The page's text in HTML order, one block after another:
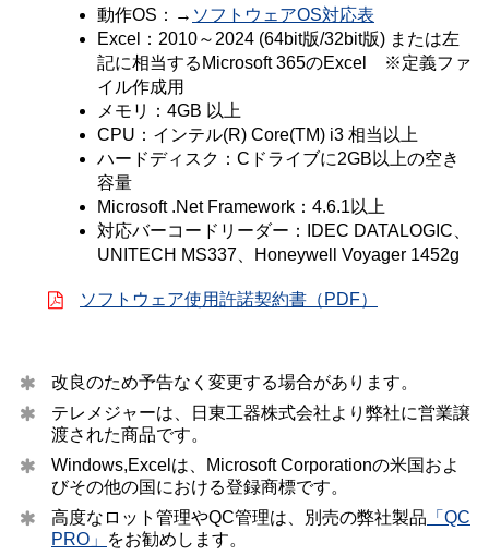
動作OS：→ ソフトウェアOS対応表
Excel：2010～2024 (64bit版/32bit版) または左
記に相当するMicrosoft 365のExcel ※定義ファ
イル作成用
メモリ：4GB 以上
CPU：インテル(R) Core(TM) i3 相当以上
ハードディスク：Cドライブに2GB以上の空き
容量
Microsoft .Net Framework：4.6.1以上
対応バーコードリーダー：IDEC DATALOGIC、
UNITECH MS337、Honeywell Voyager 1452g
ソフトウェア使用許諾契約書（PDF）
改良のため予告なく変更する場合があります。
テレメジャーは、日東工器株式会社より弊社に営業譲
渡された商品です。
Windows,Excelは、Microsoft Corporationの米国およ
びその他の国における登録商標です。
高度なロット管理やQC管理は、別売の弊社製品 「QC
PRO」
をお勧めします。